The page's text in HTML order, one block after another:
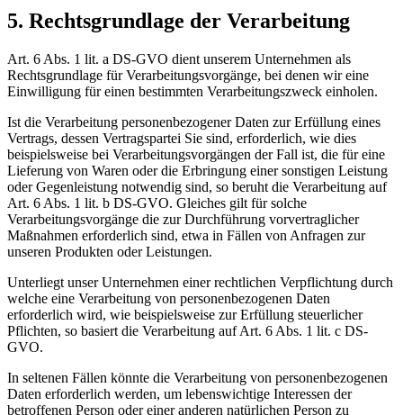
5. Rechtsgrundlage der Verarbeitung
Art. 6 Abs. 1 lit. a DS-GVO dient unserem Unternehmen als
Rechtsgrundlage für Verarbeitungsvorgänge, bei denen wir eine
Einwilligung für einen bestimmten Verarbeitungszweck einholen.
Ist die Verarbeitung personenbezogener Daten zur Erfüllung eines
Vertrags, dessen Vertragspartei Sie sind, erforderlich, wie dies
beispielsweise bei Verarbeitungsvorgängen der Fall ist, die für eine
Lieferung von Waren oder die Erbringung einer sonstigen Leistung
oder Gegenleistung notwendig sind, so beruht die Verarbeitung auf
Art. 6 Abs. 1 lit. b DS-GVO. Gleiches gilt für solche
Verarbeitungsvorgänge die zur Durchführung vorvertraglicher
Maßnahmen erforderlich sind, etwa in Fällen von Anfragen zur
unseren Produkten oder Leistungen.
Unterliegt unser Unternehmen einer rechtlichen Verpflichtung durch
welche eine Verarbeitung von personenbezogenen Daten
erforderlich wird, wie beispielsweise zur Erfüllung steuerlicher
Pflichten, so basiert die Verarbeitung auf Art. 6 Abs. 1 lit. c DS-
GVO.
In seltenen Fällen könnte die Verarbeitung von personenbezogenen
Daten erforderlich werden, um lebenswichtige Interessen der
betroffenen Person oder einer anderen natürlichen Person zu